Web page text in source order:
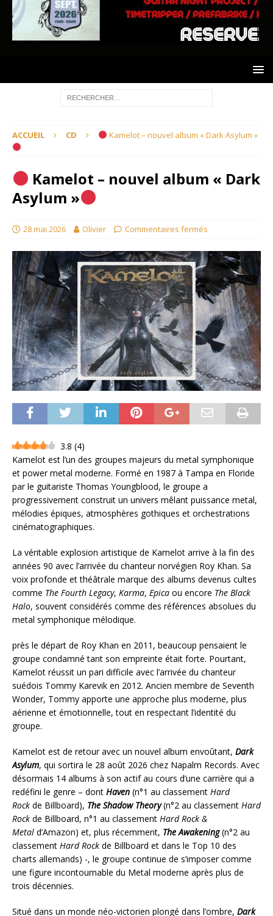
ACCUEIL CD Kamelot – nouvel album « Dark Asylum »
Kamelot – nouvel album « Dark
Asylum »
28 mai 2026 Olivier Commentaires fermés
3.8 (4)
Kamelot est l’un des groupes majeurs du metal symphonique
et power metal moderne. Formé en 1987 à Tampa en Floride
par le guitariste Thomas Youngblood, le groupe a
progressivement construit un univers mêlant puissance metal,
mélodies épiques, atmosphères gothiques et orchestrations
cinématographiques.
La véritable explosion artistique de Kamelot arrive à la fin des
années 90 avec l’arrivée du chanteur norvégien Roy Khan. Sa
voix profonde et théâtrale marque des albums devenus cultes
comme The Fourth Legacy, Karma, Epica ou encore The Black
Halo, souvent considérés comme des références absolues du
metal symphonique mélodique.
près le départ de Roy Khan en 2011, beaucoup pensaient le
groupe condamné tant son empreinte était forte. Pourtant,
Kamelot réussit un pari difficile avec l’arrivée du chanteur
suédois Tommy Karevik en 2012. Ancien membre de Seventh
Wonder, Tommy apporte une approche plus moderne, plus
aérienne et émotionnelle, tout en respectant l’identité du
groupe.
Kamelot est de retour avec un nouvel album envoûtant, Dark
Asylum, qui sortira le 28 août 2026 chez Napalm Records. Avec
désormais 14 albums à son actif au cours d’une carrière qui a
redéfini le genre – dont Haven (n°1 au classement Hard
Rock de Billboard), The Shadow Theory(n°2 au classement Hard
Rock de Billboard, n°1 au classement Hard Rock &
Metal d’Amazon) et, plus récemment, The Awakening(n°2 au
classement Hard Rock de Billboard et dans le Top 10 des
charts allemands) -, le groupe continue de s’imposer comme
une figure incontournable du Metal moderne après plus de
trois décennies.
Situé dans un monde néo-victorien plongé dans l’ombre, Dark